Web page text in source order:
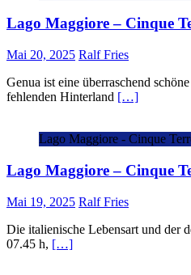
Lago Maggiore – Cinque
Mai 20, 2025 Ralf Fries
Genua ist eine überraschend
fehlenden Hinterland […]
Lago Maggiore - Cinque
Lago Maggiore – Cinque
Mai 19, 2025 Ralf Fries
Die italienische Lebensart und der
07.45 h, […]